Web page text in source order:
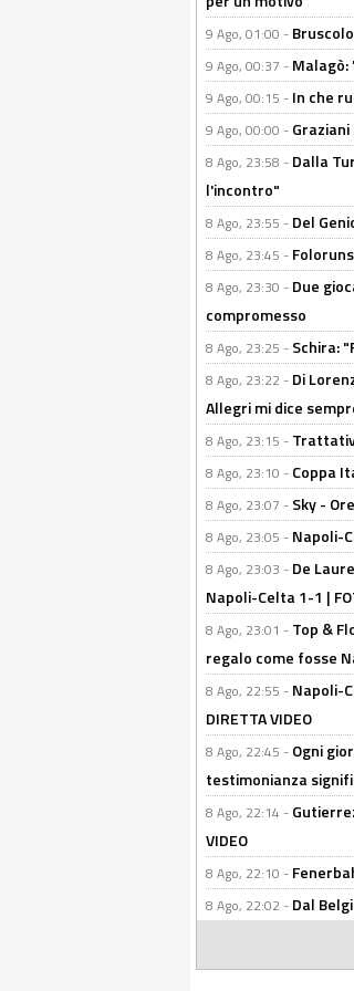
9 Ago, 01:00 -
9 Ago, 00:37 -
9 Ago, 00:15 - In che
9 Ago, 00:00 -
8 Ago, 23:58 - Dalla
l'incontro"
8 Ago, 23:55 - Del
8 Ago, 23:45 -
8 Ago, 23:30 - Due
compromesso
8 Ago, 23:25 - Schira:
8 Ago, 23:22 - Di
Allegri mi dice
8 Ago, 23:15 -
8 Ago, 23:10 - Coppa
8 Ago, 23:07 - Sky -
8 Ago, 23:05 - Napoli-
8 Ago, 23:03 - De
Napoli-Celta 1-1 |
8 Ago, 23:01 - Top &
regalo come fosse
8 Ago, 22:55 - Napoli-
DIRETTA VIDEO
8 Ago, 22:45 - Ogni
testimonianza
8 Ago, 22:14 -
VIDEO
8 Ago, 22:10 -
8 Ago, 22:02 - Dal